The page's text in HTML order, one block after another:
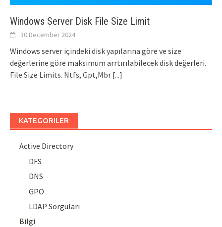
Windows Server Disk File Size Limit
30 December 2024
Windows server içindeki disk yapılarına göre ve size
değerlerine göre maksimum arrtırılabilecek disk değerleri.
File Size Limits. Ntfs, Gpt,Mbr [...]
KATEGORILER
Active Directory
DFS
DNS
GPO
LDAP Sorguları
Bilgi